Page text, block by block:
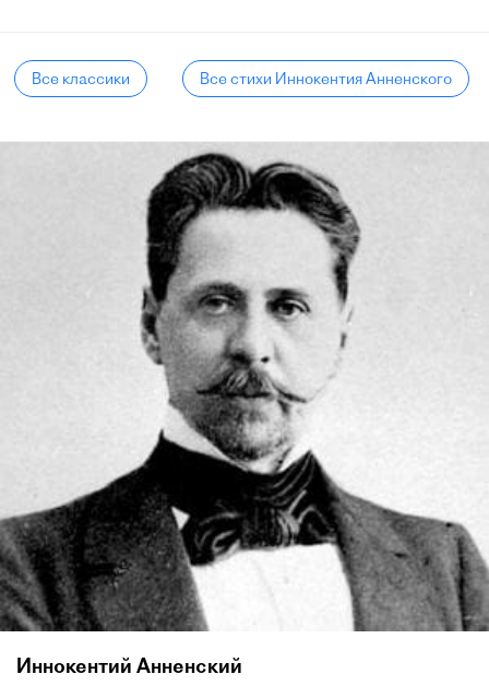
Все классики Все стихи Иннокентия Анненского
Иннокентий Анненский